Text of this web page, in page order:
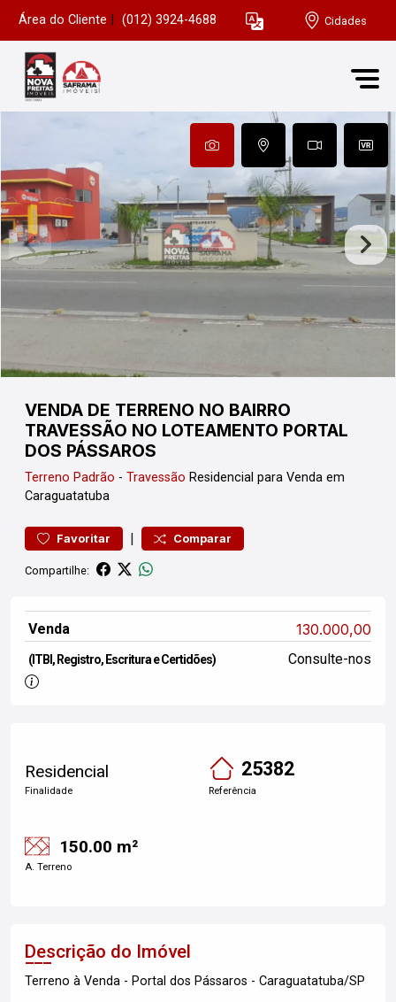
Área do Cliente (012) 3924-4688 Cidades
VENDA DE TERRENO NO BAIRRO
TRAVESSÃO NO LOTEAMENTO PORTAL
DOS PÁSSAROS
Terreno Padrão - Travessão Residencial para Venda em
Caraguatatuba
Favoritar | Comparar
Compartilhe:
Venda 130.000,00
(ITBI, Registro, Escritura e Certidões) Consulte-nos
Residencial
Finalidade
25382
Referência
150.00 m²
A. Terreno
Descrição do Imóvel
Terreno à Venda - Portal dos Pássaros - Caraguatatuba/SP